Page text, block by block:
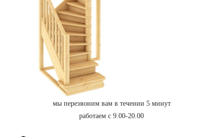
мы перезвоним вам в течении 5 минут
работаем с 9.00-20.00